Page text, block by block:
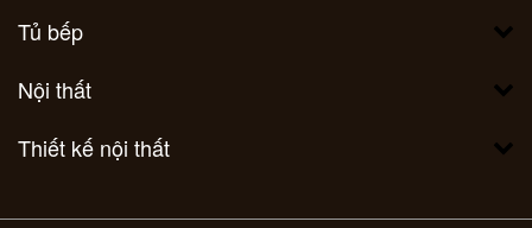
Tủ bếp
Nội thất
Thiết kế nội thất